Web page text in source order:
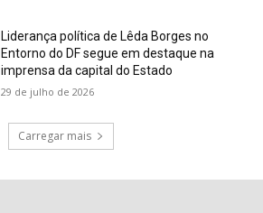
Liderança política de Lêda Borges no
Entorno do DF segue em destaque na
imprensa da capital do Estado
29 de julho de 2026
Carregar mais